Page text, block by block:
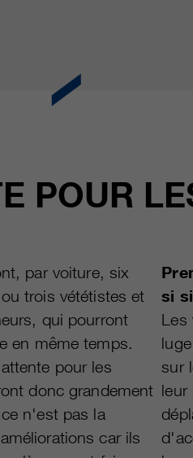
POUR
par voiture, six
trois vététistes et
qui pourront
en même temps.
pour les
donc grandement
n'est pas la
car ils
si
Les
sur
leur